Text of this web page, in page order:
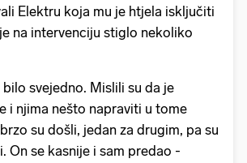
Elektru koja mu je htjela isključiti
na intervenciju stiglo nekoliko
svejedno. Mislili su da je
i njima nešto napraviti u tome
su došli, jedan za drugim, pa su
On se kasnije i sam predao -